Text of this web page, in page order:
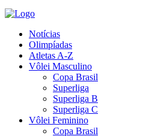
Notícias
Olimpíadas
Atletas A-Z
Vôlei Masculino
Copa Brasil
Superliga
Superliga B
Superliga C
Vôlei Feminino
Copa Brasil